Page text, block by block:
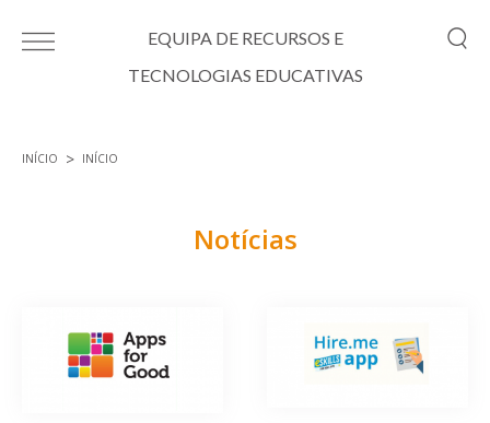
EQUIPA DE RECURSOS E
TECNOLOGIAS EDUCATIVAS
INÍCIO INÍCIO
Notícias
Páginas